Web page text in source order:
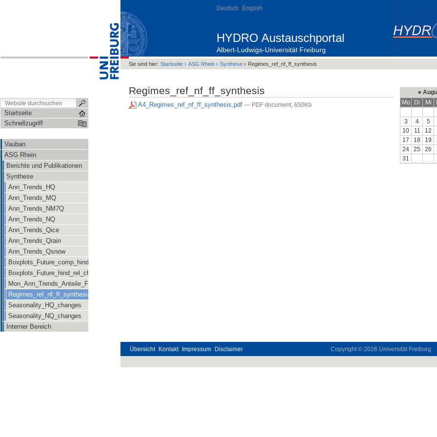
Startseite
Schnellzugriff
Vauban
ASG Rhein
Berichte und Publikationen
Synthese
Ann_Trends_HQ
Ann_Trends_MQ
Ann_Trends_NM7Q
Ann_Trends_NQ
Ann_Trends_Qice
Ann_Trends_Qrain
Ann_Trends_Qsnow
Boxplots_Future_comp_hind_rel_changes
Boxplots_Future_hind_rel_changes_newsig
Mon_Ann_Trends_Anteile_Future
Regimes_ref_nf_ff_synthesis
Seasonality_HQ_changes
Seasonality_NQ_changes
Interner Bereich
Deutsch English
HYDRO Austauschportal
Albert-Ludwigs-Universität Freiburg
Sie sind hier: Startseite › ASG Rhein › Synthese › Regimes_ref_nf_ff_synthesis
Regimes_ref_nf_ff_synthesis
A4_Regimes_ref_nf_ff_synthesis.pdf — PDF document, 650Kb
«
Mo
Di Mi
3
4 5
10
11 12
17
18 19
24
25 26
31
Übersicht Kontakt Impressum Disclaimer Copyright © 2026 Universität Freiburg